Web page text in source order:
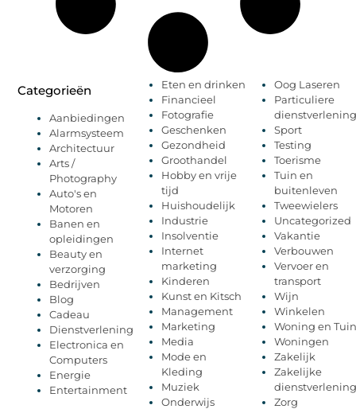
Categorieën
Aanbiedingen
Alarmsysteem
Architectuur
Arts /
Photography
Auto's en
Motoren
Banen en
opleidingen
Beauty en
verzorging
Bedrijven
Blog
Cadeau
Dienstverlening
Electronica en
Computers
Energie
Entertainment
Eten en drinken
Financieel
Fotografie
Geschenken
Gezondheid
Groothandel
Hobby en vrije
tijd
Huishoudelijk
Industrie
Insolventie
Internet
marketing
Kinderen
Kunst en Kitsch
Management
Marketing
Media
Mode en
Kleding
Muziek
Onderwijs
Oog Laseren
Particuliere
dienstverlening
Sport
Testing
Toerisme
Tuin en
buitenleven
Tweewielers
Uncategorized
Vakantie
Verbouwen
Vervoer en
transport
Wijn
Winkelen
Woning en Tuin
Woningen
Zakelijk
Zakelijke
dienstverlening
Zorg